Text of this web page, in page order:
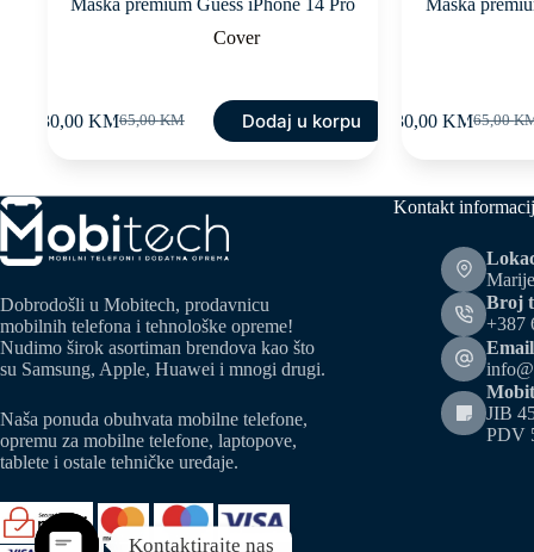
Cover
65,00KM
Original
65,00 KM.
30,00 KMCurrent
30,00 KM.
Dodaj u korpu 65,00
Original
65,00
30,00KMCurrent
30,00
Dobrodošli u Mobitech, prodavnicu
mobilnih telefona i tehnološke opreme!
Nudimo širok asortiman brendova kao što
su Samsung, Apple, Huawei i mnogi drugi.
Naša ponuda obuhvata mobilne telefone,
opremu za mobilne telefone, laptopove,
tablete i ostale tehničke uređaje.
Kontakt
Broj
+387
JIB
PDV
Kontaktirajte nas